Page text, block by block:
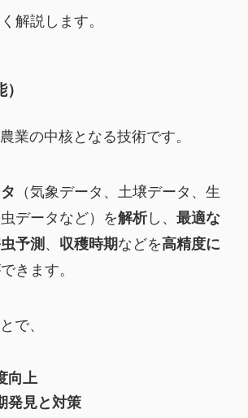
解説します。
業の中核となる技術です。
（気象データ、土壌データ、生
データなど）を解析し、 最適な
予測 、 収穫時期などを高精度に
きます。
で、
向上
発見と対策